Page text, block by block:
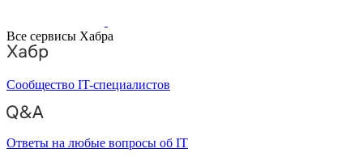
Все сервисы Хабра
Сообщество IT-специалистов
Ответы на любые вопросы об IT